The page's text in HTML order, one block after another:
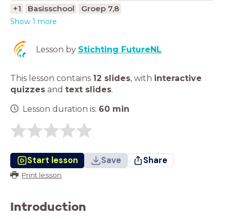
+1
Basisschool Groep 7,8
Show 1 more
Lesson by Stichting FutureNL
This lesson contains 12 slides, with interactive
quizzes and text slides.
Lesson duration is: 60 min
Start lesson Save Share
Print lesson
Introduction